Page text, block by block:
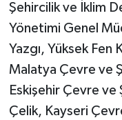
Şehircilik ve İklim
Yönetimi Genel
Yazgı, Yüksek Fen
Malatya Çevre ve
Eskişehir Çevre
Çelik, Kayseri